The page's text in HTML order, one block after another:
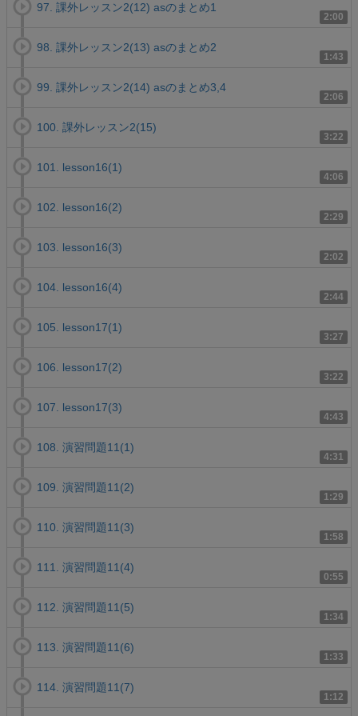
2:00
97. 課外レッスン2(12) asのまとめ1
1:43
98. 課外レッスン2(13) asのまとめ2
2:06
99. 課外レッスン2(14) asのまとめ3,4
3:22
100. 課外レッスン2(15)
4:06
101. lesson16(1)
2:29
102. lesson16(2)
2:02
103. lesson16(3)
2:44
104. lesson16(4)
3:27
105. lesson17(1)
3:22
106. lesson17(2)
4:43
107. lesson17(3)
4:31
108. 演習問題11(1)
1:29
109. 演習問題11(2)
1:58
110. 演習問題11(3)
0:55
111. 演習問題11(4)
1:34
112. 演習問題11(5)
1:33
113. 演習問題11(6)
1:12
114. 演習問題11(7)